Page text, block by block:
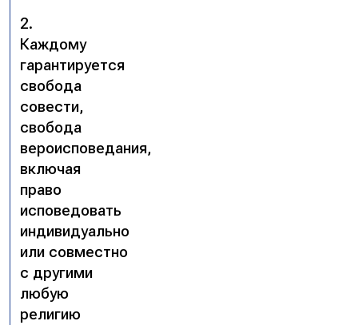
2.
Каждому
гарантируется
свобода
совести,
свобода
вероисповедания,
включая
право
исповедовать
индивидуально
или совместно
с другими
любую
религию